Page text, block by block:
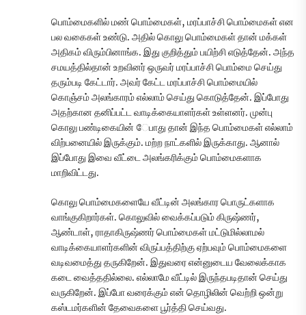
பொம்மைகளில் மண் பொம்மைகள், மரப்பாச்சி பொம்மைகள் என
பல வகைகள் உண்டு. அதில் கொலு பொம்மைகள் தான் மக்கள்
அதிகம் விரும்பினாங்க. இது குறித்தும் பயிற்சி எடுத்தேன். அந்த
சமயத்தில்தான் உறவினர் ஒருவர் மரப்பாச்சி பொம்மை செய்து
தரும்படி கேட்டார். அவர் கேட்ட மரப்பாச்சி பொம்மையில்
கொஞ்சம் அலங்காரம் எல்லாம் செய்து கொடுத்தேன். இப்போது
அதற்கான தனிப்பட்ட வாடிக்கையாளர்கள் உள்ளனர். முன்பு
கொலு பண்டிகையின் ேபாது தான் இந்த பொம்மைகள் எல்லாம்
விற்பனையில் இருக்கும். மற்ற நாட்களில் இருக்காது. ஆனால்
இப்போது இவை வீட்டை அலங்கரிக்கும் பொம்மைகளாக
மாறிவிட்டது.
கொலு பொம்மைகளையே வீட்டின் அலங்கார பொருட்களாக
வாங்குகிறார்கள். கொலுவில் வைக்கப்படும் கிருஷ்ணர்,
ஆண்டாள், ராதாகிருஷ்ணர் பொம்மைகள் மட்டுமில்லாமல்
வாடிக்கையாளர்களின் விருப்பத்திற்கு ஏற்பவும் பொம்மைகளை
வடிவமைத்து தருகிறேன். இதுவரை என்னுடைய வேலைக்காக
கடை வைத்ததில்லை. எல்லாமே வீட்டில் இருந்தபடிதான் செய்து
வருகிறேன். இப்போ வரைக்கும் என் தொழிலின் வெற்றி ஒன்று
கஸ்டமர்களின் தேவைகளை பூர்த்தி செய்வது.